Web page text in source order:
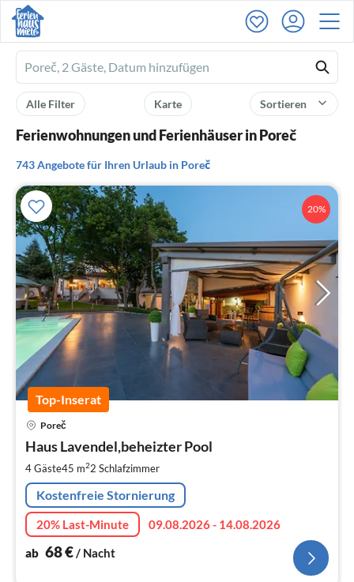
Ferienhausmiete
logo
Sortieren
Karte
Alle Filter
Ferienwohnungen und Ferienhäuser in Poreč
743 Angebote für Ihren Urlaub in Poreč
20%
Top-Inserat
Poreč
Haus Lavendel,beheizter Pool
4 Gäste45 m22 Schlafzimmer
Kostenfreie Stornierung
20% Last-Minute
09.08.2026 - 14.08.2026
ab 68€/ Nacht